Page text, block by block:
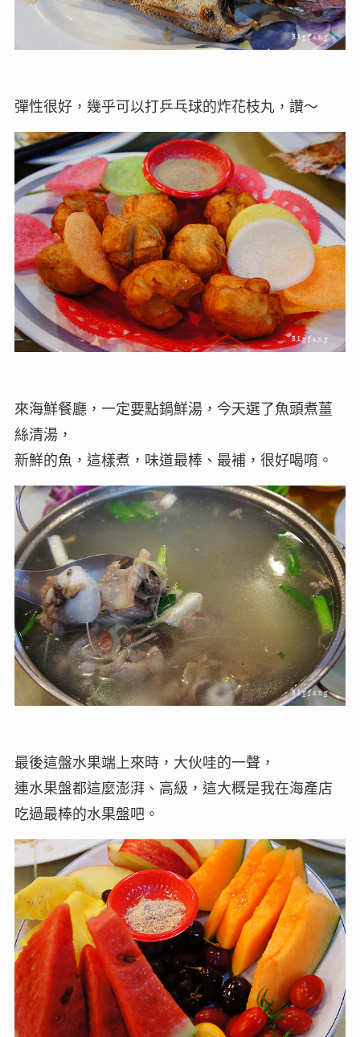
彈性很好，幾乎可以打乒乓球的炸花枝丸，讚～
來海鮮餐廳，一定要點鍋鮮湯，今天選了魚頭煮薑
絲清湯，
新鮮的魚，這樣煮，味道最棒、最補，很好喝唷。
最後這盤水果端上來時，大伙哇的一聲，
連水果盤都這麼澎湃、高級，這大概是我在海產店
吃過最棒的水果盤吧。